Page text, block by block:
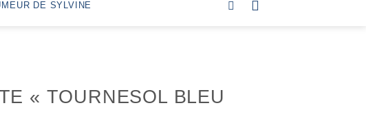
DE SYLVINE
« TOURNESOL BLEU